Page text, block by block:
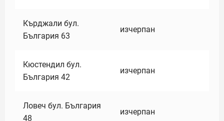
Кърджали бул.
България 63
изчерпан
Кюстендил бул.
България 42
изчерпан
Ловеч бул. България
48
изчерпан